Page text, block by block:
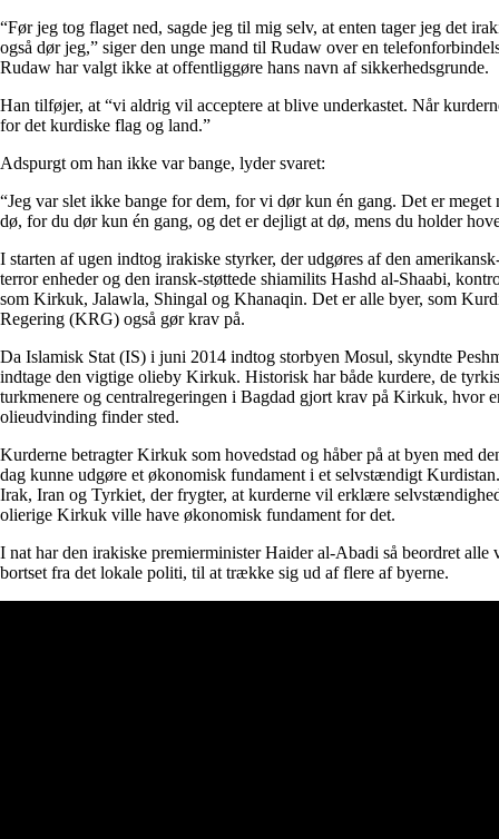
“Før jeg tog flaget ned, sagde jeg til mig selv, at enten tager jeg det
også dør jeg,” siger den unge mand til Rudaw over en
Rudaw har valgt ikke at offentliggøre hans navn af sikkerhedsgrunde.
Han tilføjer, at “vi aldrig vil acceptere at blive underkastet. Når
for det kurdiske flag og land.”
Adspurgt om han ikke var bange, lyder svaret:
“Jeg var slet ikke bange for dem, for vi dør kun én gang. Det er
dø, for du dør kun én gang, og det er dejligt at dø, mens du holder
I starten af ugen indtog irakiske styrker, der udgøres af den
terror enheder og den iransk-støttede shiamilits Hashd al-Shaabi,
som Kirkuk, Jalawla, Shingal og Khanaqin. Det er alle byer, som
Regering (KRG) også gør krav på.
Da Islamisk Stat (IS) i juni 2014 indtog storbyen Mosul, skyndte
indtage den vigtige olieby Kirkuk. Historisk har både kurdere, de
turkmenere og centralregeringen i Bagdad gjort krav på Kirkuk, hvor
olieudvinding finder sted.
Kurderne betragter Kirkuk som hovedstad og håber på at byen med
dag kunne udgøre et økonomisk fundament i et selvstændigt
Irak, Iran og Tyrkiet, der frygter, at kurderne vil erklære
olierige Kirkuk ville have økonomisk fundament for det.
I nat har den irakiske premierminister Haider al-Abadi så beordret alle
bortset fra det lokale politi, til at trække sig ud af flere af byerne.